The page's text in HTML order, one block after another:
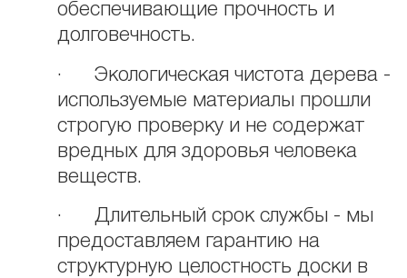
обеспечивающие прочность и
долговечность.
· Экологическая чистота дерева -
используемые материалы прошли
строгую проверку и не содержат
вредных для здоровья человека
веществ.
· Длительный срок службы - мы
предоставляем гарантию на
структурную целостность доски в